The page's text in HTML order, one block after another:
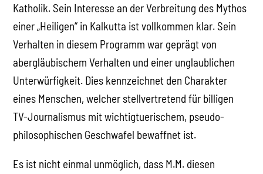
Katholik. Sein Interesse an der Verbreitung des Mythos
einer „Heiligen“ in Kalkutta ist vollkommen klar. Sein
Verhalten in diesem Programm war geprägt von
abergläubischem Verhalten und einer unglaublichen
Unterwürfigkeit. Dies kennzeichnet den Charakter
eines Menschen, welcher stellvertretend für billigen
TV-Journalismus mit wichtigtuerischem, pseudo-
philosophischen Geschwafel bewaffnet ist.
Es ist nicht einmal unmöglich, dass M.M. diesen